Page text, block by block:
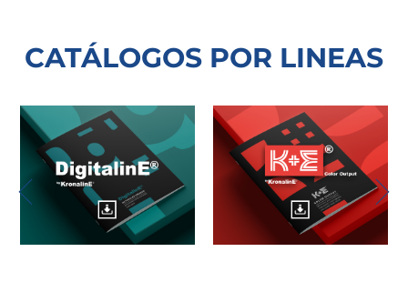
CATÁLOGOS POR LINEAS